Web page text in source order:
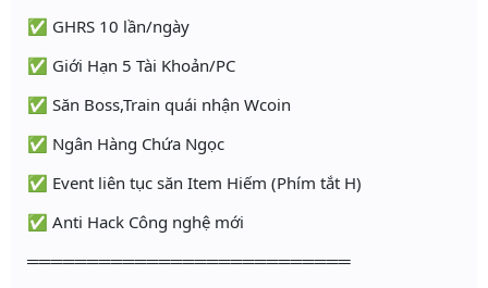
✅ GHRS 10 lần/ngày
✅ Giới Hạn 5 Tài Khoản/PC
✅ Săn Boss,Train quái nhận Wcoin
✅ Ngân Hàng Chứa Ngọc
✅ Event liên tục săn Item Hiếm (Phím tắt H)
✅ Anti Hack Công nghệ mới
═══════════════════════════